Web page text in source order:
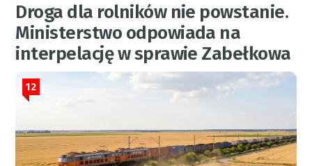
Droga dla rolników nie powstanie.
Ministerstwo odpowiada na
interpelację w sprawie Zabełkowa
12